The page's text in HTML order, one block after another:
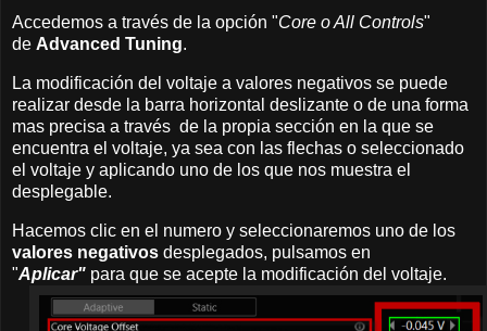
Accedemos a través de la opción "Core o All Controls"
de Advanced Tuning.
La modificación del voltaje a valores negativos se puede
realizar desde la barra horizontal deslizante o de una forma
mas precisa a través de la propia sección en la que se
encuentra el voltaje, ya sea con las flechas o seleccionado
el voltaje y aplicando uno de los que nos muestra el
desplegable.
Hacemos clic en el numero y seleccionaremos uno de los
valores negativos desplegados, pulsamos en
"Aplicar" para que se acepte la modificación del voltaje.